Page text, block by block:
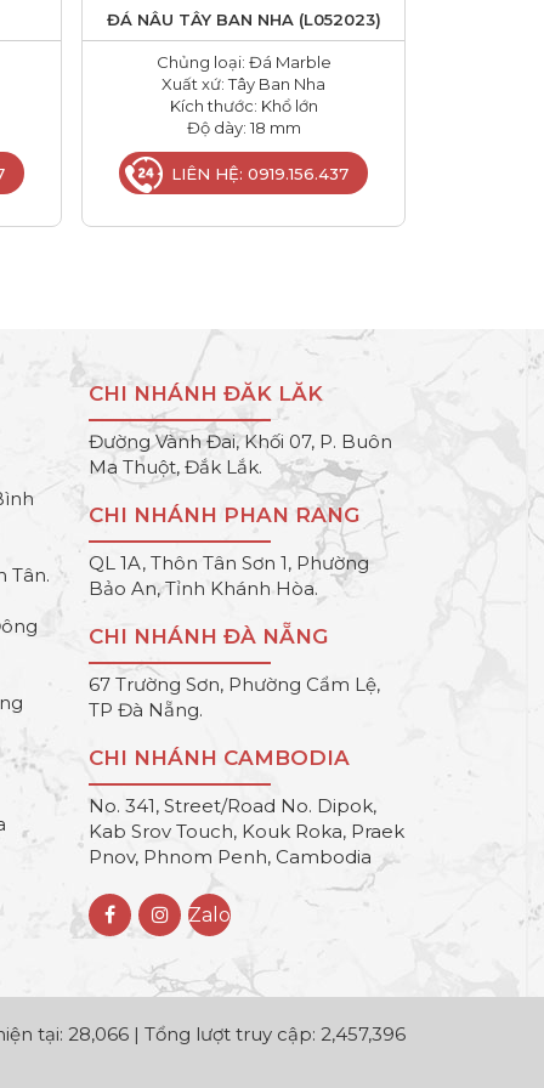
ĐÁ NÂU TÂY BAN NHA (L052023)
Chủng loại: Đá Marble
Xuất xứ: Tây Ban Nha
Kích thước: Khổ lớn
Độ dày: 18 mm
LIÊN HỆ: 0919.156.437
Tân.
CHI NHÁNH ĐĂK LĂK
Đường Vành Đai, Khối 07, P. Buôn
Ma Thuột, Đắk Lắk.
CHI NHÁNH PHAN RANG
QL 1A, Thôn Tân Sơn 1, Phường
Bảo An, Tỉnh Khánh Hòa.
CHI NHÁNH ĐÀ NẴNG
67 Trường Sơn, Phường Cẩm Lệ,
TP Đà Nẵng.
CHI NHÁNH CAMBODIA
No. 341, Street/Road No. Dipok,
Kab Srov Touch, Kouk Roka, Praek
Pnov, Phnom Penh, Cambodia
Zalo
tại: 28,066 | Tổng lượt truy cập: 2,457,396